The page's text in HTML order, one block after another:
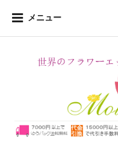
メニュー